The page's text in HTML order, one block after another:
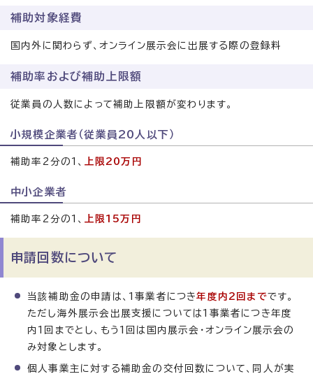
補助対象経費
国内外に関わらず、オンライン展示会に出展する際の登録料
補助率および補助上限額
従業員の人数によって補助上限額が変わります。
小規模企業者（従業員20人以下）
補助率2分の1、 上限20万円
中小企業者
補助率2分の1、 上限15万円
申請回数について
当該補助金の申請は、1事業者につき年度内2回までです。
ただし海外展示会出展支援については1事業者につき年度
内1回までとし、もう1回は国内展示会・オンライン展示会の
み対象とします。
個人事業主に対する補助金の交付回数について、同人が実